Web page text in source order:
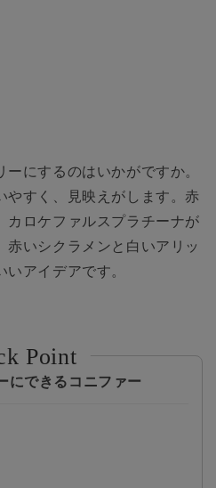
にするのはいかがですか。
やすく、見映えがします。赤
カロケファルスプラチーナが
赤いシクラメンと白いアリッ
アイデアです。
にできるコニファー